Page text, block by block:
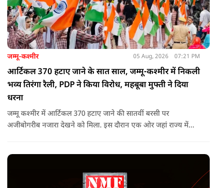
जम्मू-कश्मीर 05 Aug, 2026 07:21 PM
आर्टिकल 370 हटाए जाने के सात साल, जम्मू-कश्मीर में निकली
भव्य तिरंगा रैली, PDP ने किया विरोध, महबूबा मुफ्ती ने दिया
धरना
जम्मू कश्मीर में आर्टिकल 370 हटाए जाने की सातवीं बरसी पर
अजीबोगरीब नजारा देखने को मिला. इस दौरान एक ओर जहां राज्य में